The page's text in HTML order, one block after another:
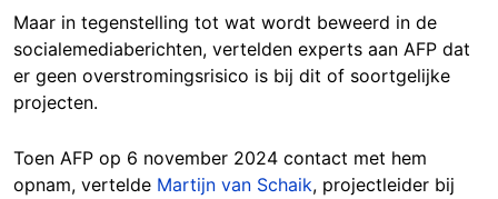
Maar in tegenstelling tot wat wordt beweerd in de
socialemediaberichten, vertelden experts aan AFP dat
er geen overstromingsrisico is bij dit of soortgelijke
projecten.
Toen AFP op 6 november 2024 contact met hem
opnam, vertelde Martijn van Schaik, projectleider bij